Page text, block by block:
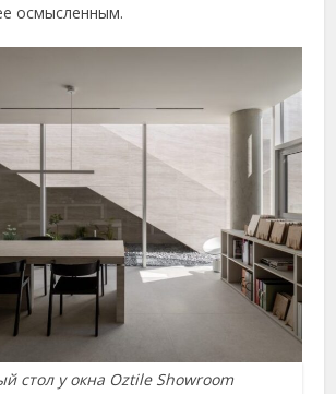
осмысленным.
стол у окна Oztile Showroom